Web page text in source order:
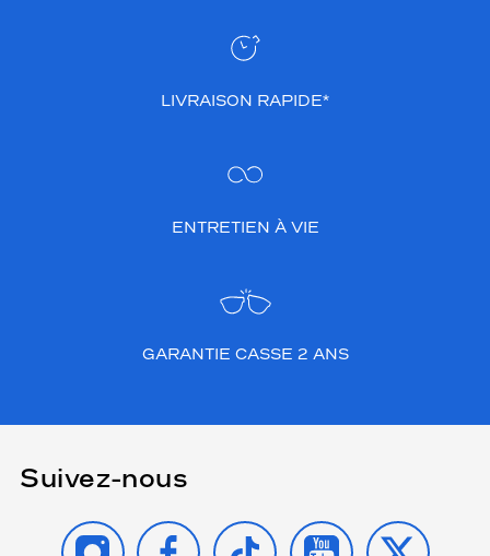
LIVRAISON RAPIDE*
ENTRETIEN À VIE
GARANTIE CASSE 2 ANS
Suivez-nous
INSTAGRAMFACEBOOK
TIKTOK YOUTUBE
X